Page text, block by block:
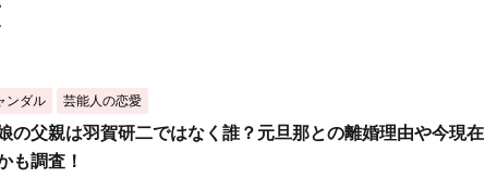
ンダル 芸能人の恋愛
の父親は羽賀研二ではなく誰？元旦那との離婚理由や今現在
も調査！